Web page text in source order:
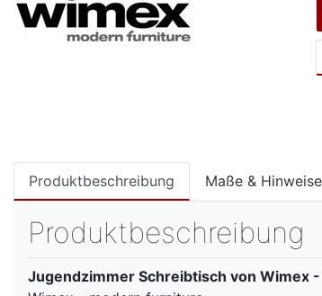
Produktbeschreibung Maße & Hinweise
Produktbeschreibung
Jugendzimmer Schreibtisch von Wimex